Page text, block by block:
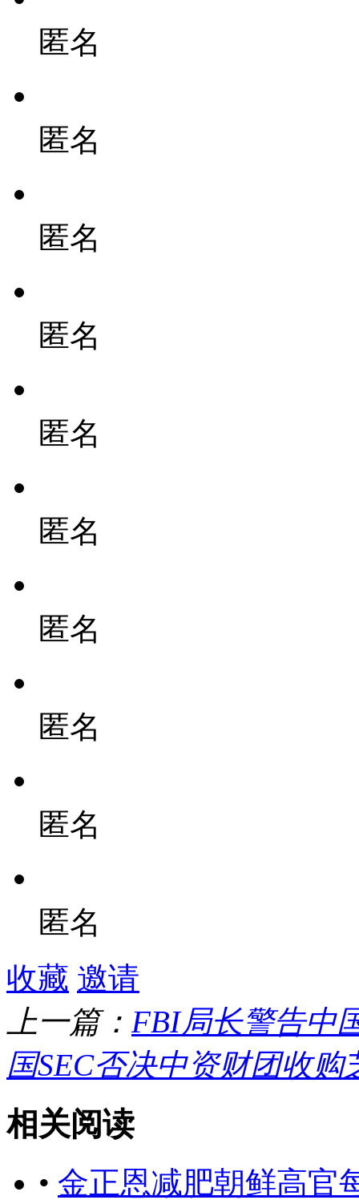
匿名
匿名
匿名
匿名
匿名
匿名
匿名
匿名
匿名
匿名
收藏 邀请
上一篇： FBI局长警告中
国SEC否决中资财团收购
相关阅读
• 金正恩减肥朝鲜高官